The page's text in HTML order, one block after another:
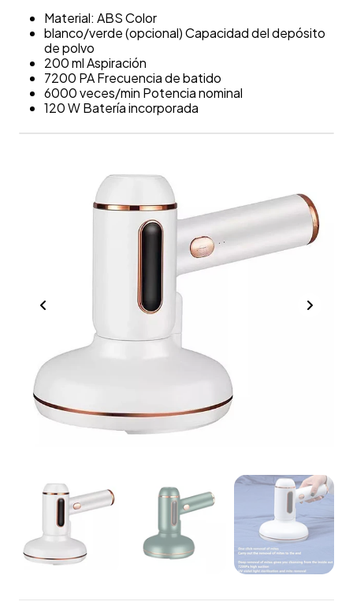
Material: ABS Color
blanco/verde (opcional) Capacidad del depósito
de polvo
200 ml Aspiración
7200 PA Frecuencia de batido
6000 veces/min Potencia nominal
120 W Batería incorporada